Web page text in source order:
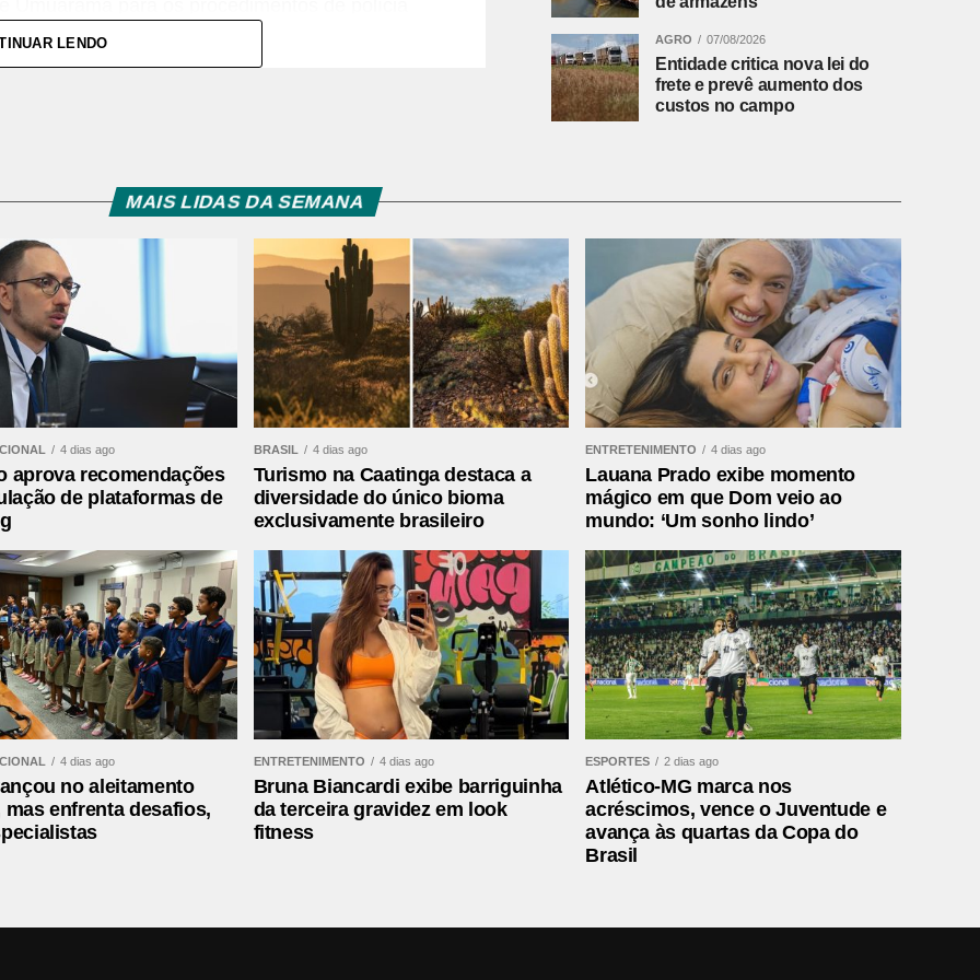
aproximadamente R$ 260 mil.
em apreensão de caça-níqueis em
LENDO AGRO 07/08/2026
Entidade critica nova lei do
frete e prevê aumento dos
custos no campo
MAIS LIDAS DA SEMANA
4 dias ago
aprova recomendações
de plataformas de
BRASIL 4 dias ago
Turismo na Caatinga destaca a
diversidade do único bioma
exclusivamente brasileiro
ENTRETENIMENTO 4 dias ago
Lauana Prado exibe momento
mágico em que Dom veio ao
mundo: ‘Um sonho lindo’
4 dias ago
no aleitamento
mas enfrenta desafios,
ENTRETENIMENTO 4 dias ago
Bruna Biancardi exibe barriguinha
da terceira gravidez em look
fitness
ESPORTES 2 dias ago
Atlético-MG marca nos
acréscimos, vence o Juventude e
avança às quartas da Copa do
Brasil